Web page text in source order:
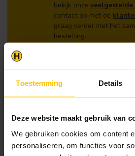
Toestemming Details
Deze website maakt gebruik van
We gebruiken cookies om content
personaliseren, om functies voor
bekijk onze veelgestelde
contact op met de
graag verder met het
bestelling.
Afhalen en zeker
1.Voeg alle gewenste
winkelwagen.
3. Rond de bestelling af
afhalen in de winkel.